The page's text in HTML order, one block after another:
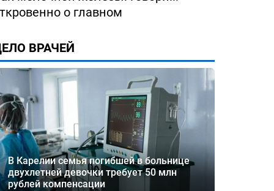
о главном
ВРАЧЕЙ
В Карелии семья погибшей в больнице
двухлетней девочки требует 50 млн
рублей компенсации